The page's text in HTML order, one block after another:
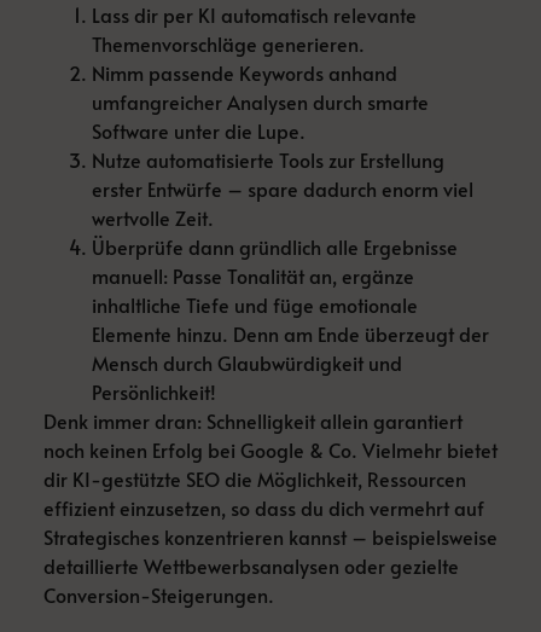
Lass dir per KI automatisch relevante
Themenvorschläge generieren.
Nimm passende Keywords anhand
umfangreicher Analysen durch smarte
Software unter die Lupe.
Nutze automatisierte Tools zur Erstellung
erster Entwürfe – spare dadurch enorm viel
wertvolle Zeit.
Überprüfe dann gründlich alle Ergebnisse
manuell: Passe Tonalität an, ergänze
inhaltliche Tiefe und füge emotionale
Elemente hinzu. Denn am Ende überzeugt der
Mensch durch Glaubwürdigkeit und
Persönlichkeit!
Denk immer dran: Schnelligkeit allein garantiert
noch keinen Erfolg bei Google & Co. Vielmehr bietet
dir KI-gestützte SEO die Möglichkeit, Ressourcen
effizient einzusetzen, so dass du dich vermehrt auf
Strategisches konzentrieren kannst – beispielsweise
detaillierte Wettbewerbsanalysen oder gezielte
Conversion-Steigerungen.